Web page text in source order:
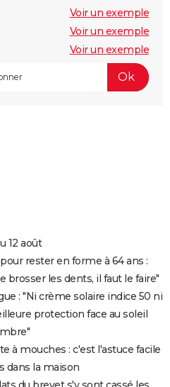
Voir un exemple
Voir un exemple
Voir un exemple
12 août
rester en forme à 64 ans :
brosser les dents, il faut le faire"
: "Ni crème solaire indice 50 ni
protection face au soleil
à mouches : c'est l'astuce facile
dans la maison